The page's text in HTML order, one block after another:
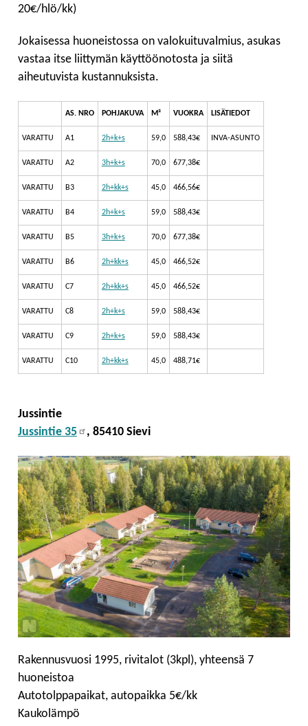
20€/hlö/kk)
Jokaisessa huoneistossa on valokuituvalmius, asukas
vastaa itse liittymän käyttöönotosta ja siitä
aiheutuvista kustannuksista.
AS. NRO POHJAKUVA M² VUOKRA LISÄTIEDOT
VARATTU A1 2h+k+s 59,0 588,43€ INVA-ASUNTO
VARATTU A2 3h+k+s 70,0 677,38€
VARATTU B3 2h+kk+s 45,0 466,56€
VARATTU B4 2h+k+s 59,0 588,43€
VARATTU B5 3h+k+s 70,0 677,38€
VARATTU B6 2h+kk+s 45,0 466,52€
VARATTU C7 2h+kk+s 45,0 466,52€
VARATTU C8 2h+k+s 59,0 588,43€
VARATTU C9 2h+k+s 59,0 588,43€
VARATTU C10 2h+kk+s 45,0 488,71€
Jussintie
Jussintie 35
, 85410 Sievi
Rakennusvuosi 1995, rivitalot (3kpl), yhteensä 7
huoneistoa
Autotolppapaikat, autopaikka 5€/kk
Kaukolämpö